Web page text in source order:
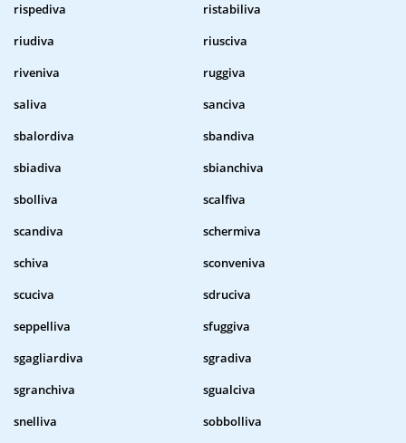
rispediva
ristabiliva
riudiva
riusciva
riveniva
ruggiva
saliva
sanciva
sbalordiva
sbandiva
sbiadiva
sbianchiva
sbolliva
scalfiva
scandiva
schermiva
schiva
sconveniva
scuciva
sdruciva
seppelliva
sfuggiva
sgagliardiva
sgradiva
sgranchiva
sgualciva
snelliva
sobbolliva